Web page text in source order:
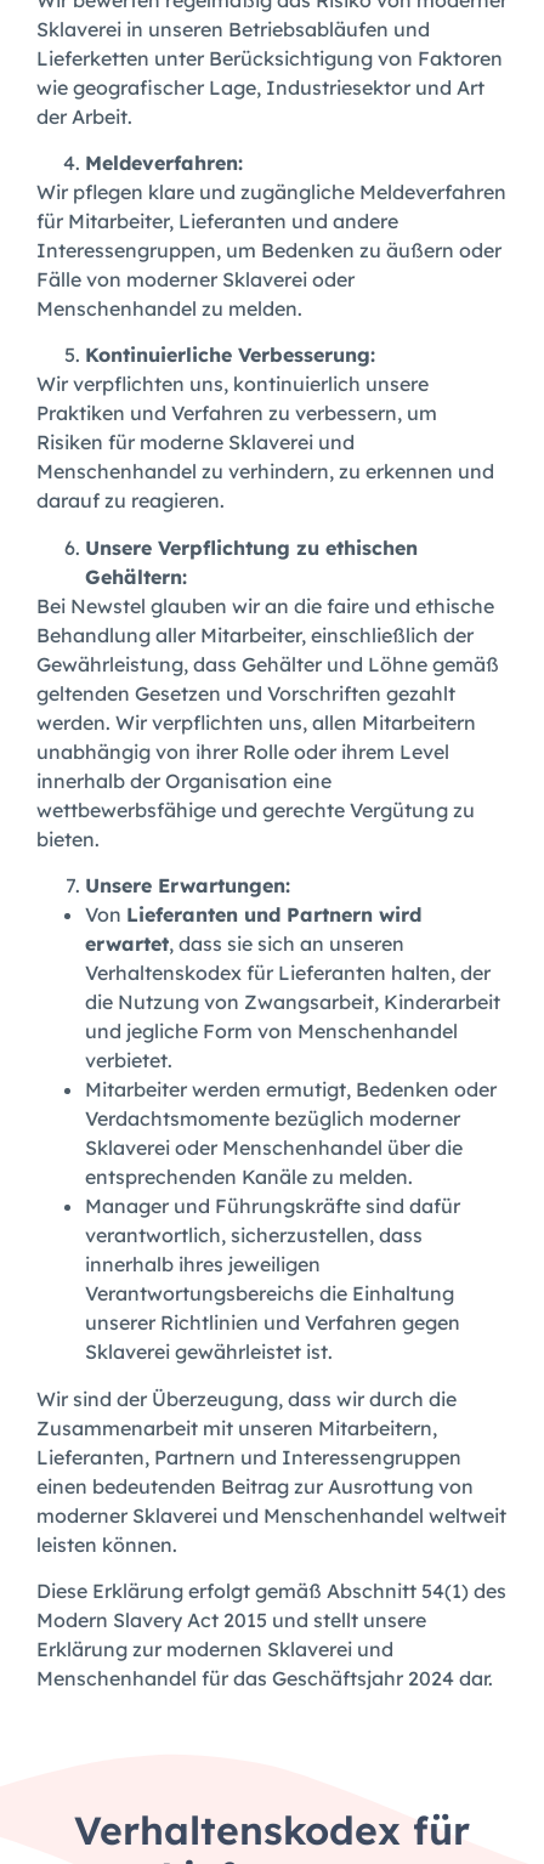
Sklaverei in unseren Betriebsabläufen und
Lieferketten unter Berücksichtigung von Faktoren
wie geografischer Lage, Industriesektor und Art
der Arbeit.
Meldeverfahren:
Wir pflegen klare und zugängliche Meldeverfahren
für Mitarbeiter, Lieferanten und andere
Interessengruppen, um Bedenken zu äußern oder
Fälle von moderner Sklaverei oder
Menschenhandel zu melden.
Kontinuierliche Verbesserung:
Wir verpflichten uns, kontinuierlich unsere
Praktiken und Verfahren zu verbessern, um
Risiken für moderne Sklaverei und
Menschenhandel zu verhindern, zu erkennen und
darauf zu reagieren.
Unsere Verpflichtung zu ethischen
Gehältern:
Bei Newstel glauben wir an die faire und ethische
Behandlung aller Mitarbeiter, einschließlich der
Gewährleistung, dass Gehälter und Löhne gemäß
geltenden Gesetzen und Vorschriften gezahlt
werden. Wir verpflichten uns, allen Mitarbeitern
unabhängig von ihrer Rolle oder ihrem Level
innerhalb der Organisation eine
wettbewerbsfähige und gerechte Vergütung zu
bieten.
Unsere Erwartungen:
Von Lieferanten und Partnern wird
erwartet, dass sie sich an unseren
Verhaltenskodex für Lieferanten halten, der
die Nutzung von Zwangsarbeit, Kinderarbeit
und jegliche Form von Menschenhandel
verbietet.
Mitarbeiter werden ermutigt, Bedenken oder
Verdachtsmomente bezüglich moderner
Sklaverei oder Menschenhandel über die
entsprechenden Kanäle zu melden.
Manager und Führungskräfte sind dafür
verantwortlich, sicherzustellen, dass
innerhalb ihres jeweiligen
Verantwortungsbereichs die Einhaltung
unserer Richtlinien und Verfahren gegen
Sklaverei gewährleistet ist.
Wir sind der Überzeugung, dass wir durch die
Zusammenarbeit mit unseren Mitarbeitern,
Lieferanten, Partnern und Interessengruppen
einen bedeutenden Beitrag zur Ausrottung von
moderner Sklaverei und Menschenhandel weltweit
leisten können.
Diese Erklärung erfolgt gemäß Abschnitt 54(1) des
Modern Slavery Act 2015 und stellt unsere
Erklärung zur modernen Sklaverei und
Menschenhandel für das Geschäftsjahr 2024 dar.
Verhaltenskodex für